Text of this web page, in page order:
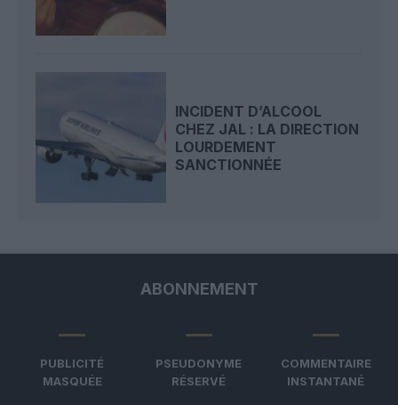
INCIDENT D’ALCOOL
CHEZ JAL : LA DIRECTION
LOURDEMENT
SANCTIONNÉE
ABONNEMENT
PUBLICITÉ
MASQUÉE
PSEUDONYME
RÉSERVÉ
COMMENTAIRE
INSTANTANÉ